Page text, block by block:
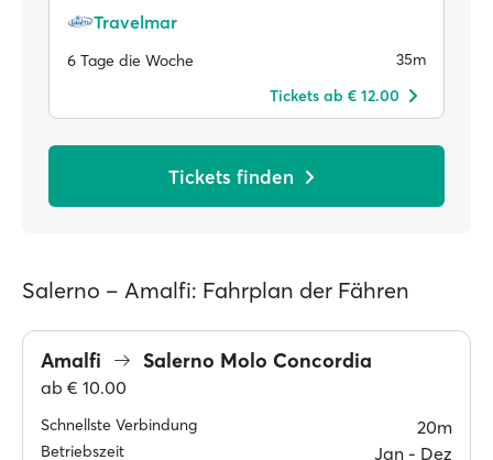
Travelmar
6 Tage die Woche
35m
Tickets ab € 12.00
Tickets finden
Salerno – Amalfi: Fahrplan der Fähren
Amalfi Salerno Molo Concordia
ab € 10.00
Schnellste Verbindung 20m
Betriebszeit Jan ‐ Dez